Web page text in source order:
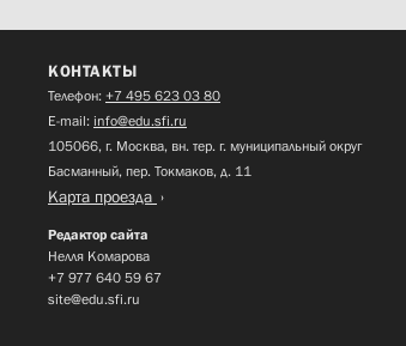
КОНТАКТЫ
Телефон: +7 495 623 03 80
E-mail: info@edu.sfi.ru
105066, г. Москва, вн. тер. г. муниципальный округ
Басманный, пер. Токмаков, д. 11
Карта проезда
Редактор сайта
Нелля Комарова
+7 977 640 59 67
site@edu.sfi.ru